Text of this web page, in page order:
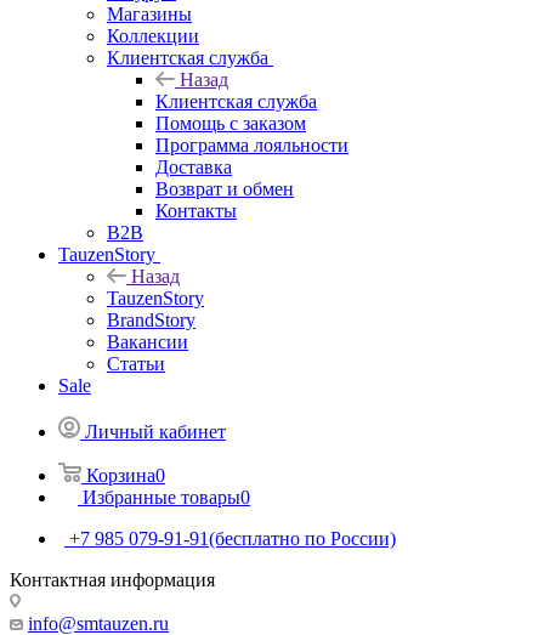
Магазины
Коллекции
Клиентская служба
Назад
Клиентская служба
Помощь с заказом
Программа лояльности
Доставка
Возврат и обмен
Контакты
B2B
TauzenStory
Назад
TauzenStory
BrandStory
Вакансии
Статьи
Sale
Личный кабинет
Корзина0
Избранные товары0
+7 985 079-91-91(бесплатно по России)
Контактная информация
info@smtauzen.ru